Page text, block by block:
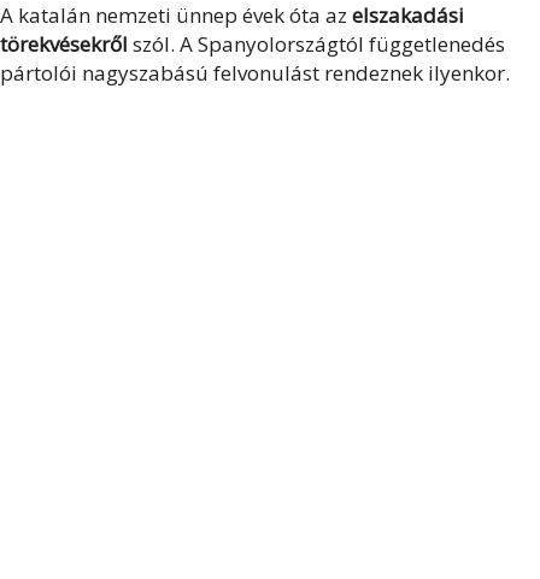
A katalán nemzeti ünnep évek óta az elszakadási
törekvésekről szól. A Spanyolországtól függetlenedés
pártolói nagyszabású felvonulást rendeznek ilyenkor.